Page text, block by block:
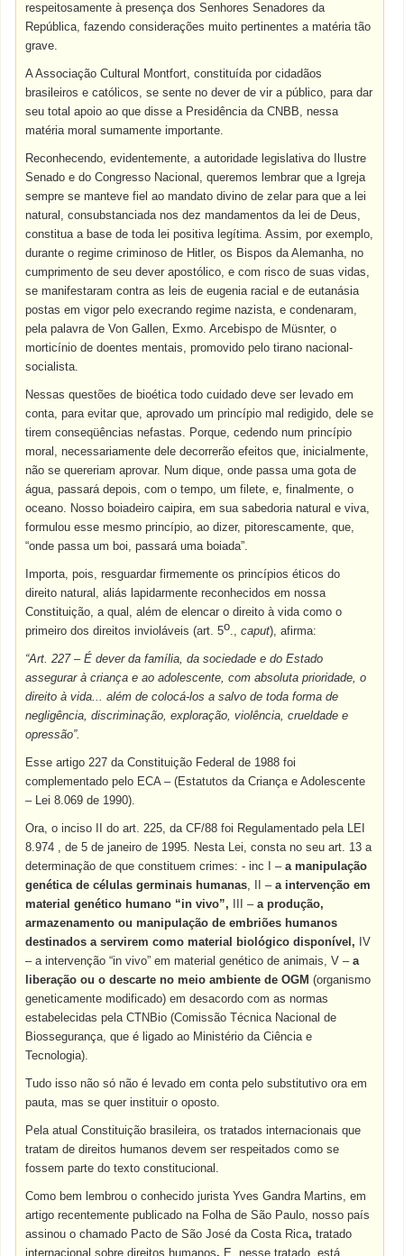
respeitosamente à presença dos Senhores Senadores da
República, fazendo considerações muito pertinentes a matéria tão
grave.
A Associação Cultural Montfort, constituída por cidadãos
brasileiros e católicos, se sente no dever de vir a público, para dar
seu total apoio ao que disse a Presidência da CNBB, nessa
matéria moral sumamente importante.
Reconhecendo, evidentemente, a autoridade legislativa do Ilustre
Senado e do Congresso Nacional, queremos lembrar que a Igreja
sempre se manteve fiel ao mandato divino de zelar para que a lei
natural, consubstanciada nos dez mandamentos da lei de Deus,
constitua a base de toda lei positiva legítima. Assim, por exemplo,
durante o regime criminoso de Hitler, os Bispos da Alemanha, no
cumprimento de seu dever apostólico, e com risco de suas vidas,
se manifestaram contra as leis de eugenia racial e de eutanásia
postas em vigor pelo execrando regime nazista, e condenaram,
pela palavra de Von Gallen, Exmo. Arcebispo de Müsnter, o
morticínio de doentes mentais, promovido pelo tirano nacional-
socialista.
Nessas questões de bioética todo cuidado deve ser levado em
conta, para evitar que, aprovado um princípio mal redigido, dele se
tirem conseqüências nefastas. Porque, cedendo num princípio
moral, necessariamente dele decorrerão efeitos que, inicialmente,
não se quereriam aprovar. Num dique, onde passa uma gota de
água, passará depois, com o tempo, um filete, e, finalmente, o
oceano. Nosso boiadeiro caipira, em sua sabedoria natural e viva,
formulou esse mesmo princípio, ao dizer, pitorescamente, que,
“onde passa um boi, passará uma boiada”.
Importa, pois, resguardar firmemente os princípios éticos do
direito natural, aliás lapidarmente reconhecidos em nossa
Constituição, a qual, além de elencar o direito à vida como o
primeiro dos direitos invioláveis (art. 5o.,caput), afirma:
“Art. 227 – É dever da família, da sociedade e do Estado
assegurar à criança e ao adolescente, com absoluta prioridade, o
direito à vida... além de colocá-los a salvo de toda forma de
negligência, discriminação, exploração, violência, crueldade e
opressão”.
Esse artigo 227 da Constituição Federal de 1988 foi
complementado pelo ECA – (Estatutos da Criança e Adolescente
– Lei 8.069 de 1990).
Ora, o inciso II do art. 225, da CF/88 foi Regulamentado pela LEI
8.974 , de 5 de janeiro de 1995. Nesta Lei, consta no seu art. 13 a
determinação de que constituem crimes: - inc I –a manipulação
genética de células germinais humanas, II –a intervenção em
material genético humano “in vivo”, III –a produção,
armazenamento ou manipulação de embriões humanos
destinados a servirem como material biológico disponível, IV
– a intervenção “in vivo” em material genético de animais, V –a
liberação ou o descarte no meio ambiente de OGM(organismo
geneticamente modificado) em desacordo com as normas
estabelecidas pela CTNBio (Comissão Técnica Nacional de
Biossegurança, que é ligado ao Ministério da Ciência e
Tecnologia).
Tudo isso não só não é levado em conta pelo substitutivo ora em
pauta, mas se quer instituir o oposto.
Pela atual Constituição brasileira, os tratados internacionais que
tratam de direitos humanos devem ser respeitados como se
fossem parte do texto constitucional.
Como bem lembrou o conhecido jurista Yves Gandra Martins, em
artigo recentemente publicado na Folha de São Paulo, nosso país
assinou o chamado Pacto de São José da Costa Rica,tratado
internacional sobre direitos humanos. E, nesse tratado, está